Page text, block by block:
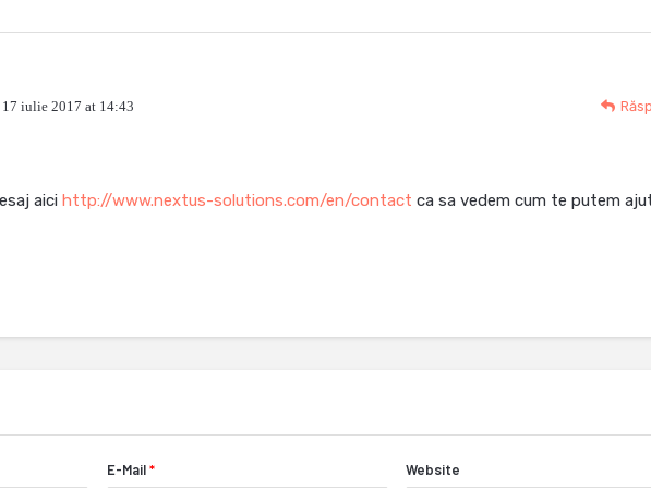
17 iulie 2017 at 14:43
aici http://www.nextus-solutions.com/en/contact ca sa vedem cum te putem
E-Mail * Website